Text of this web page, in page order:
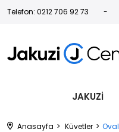
Telefon: 0212 706 92 73
JAKUZİ
Anasayfa Küvetler